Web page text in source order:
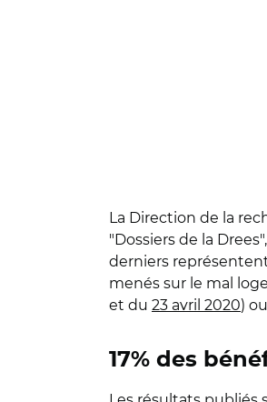
La Direction de la
"Dossiers de la
derniers
menés sur le mal
et du 23 avril 2020)
17% des